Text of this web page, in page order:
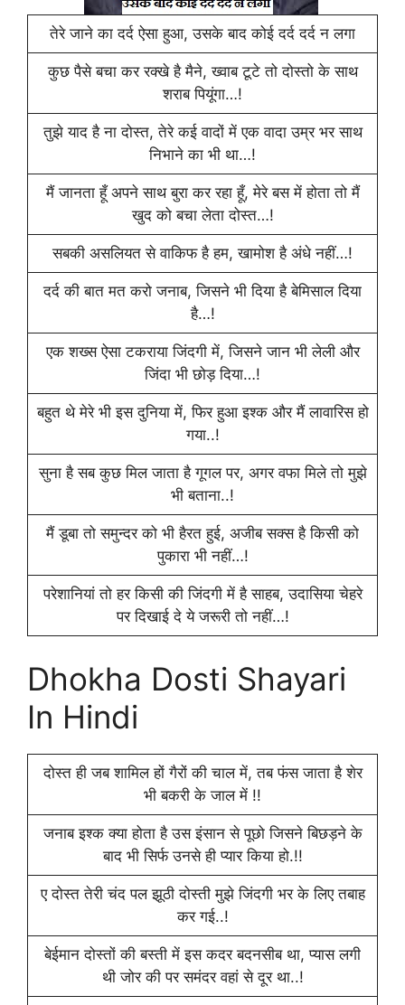
तेरे जाने का दर्द ऐसा हुआ, उसके बाद कोई दर्द दर्द न लगा
कुछ पैसे बचा कर रक्खे है मैने, ख्वाब टूटे तो दोस्तो के साथ
शराब पियूंगा…!
तुझे याद है ना दोस्त, तेरे कई वादों में एक वादा उम्र भर साथ
निभाने का भी था…!
मैं जानता हूँ अपने साथ बुरा कर रहा हूँ, मेरे बस में होता तो मैं
खुद को बचा लेता दोस्त…!
सबकी असलियत से वाकिफ है हम, खामोश है अंधे नहीं…!
दर्द की बात मत करो जनाब, जिसने भी दिया है बेमिसाल दिया
है…!
एक शख्स ऐसा टकराया जिंदगी में, जिसने जान भी लेली और
जिंदा भी छोड़ दिया…!
बहुत थे मेरे भी इस दुनिया में, फिर हुआ इश्क और मैं लावारिस हो
गया..!
सुना है सब कुछ मिल जाता है गूगल पर, अगर वफा मिले तो मुझे
भी बताना..!
मैं डूबा तो समुन्दर को भी हैरत हुई, अजीब सक्स है किसी को
पुकारा भी नहीं…!
परेशानियां तो हर किसी की जिंदगी में है साहब, उदासिया चेहरे
पर दिखाई दे ये जरूरी तो नहीं…!
Dhokha Dosti Shayari
In Hindi
दोस्त ही जब शामिल हों गैरों की चाल में, तब फंस जाता है शेर
भी बकरी के जाल में !!
जनाब इश्क क्या होता है उस इंसान से पूछो जिसने बिछड़ने के
बाद भी सिर्फ उनसे ही प्यार किया हो.!!
ए दोस्त तेरी चंद पल झूठी दोस्ती मुझे जिंदगी भर के लिए तबाह
कर गई..!
बेईमान दोस्तों की बस्ती में इस कदर बदनसीब था, प्यास लगी
थी जोर की पर समंदर वहां से दूर था..!